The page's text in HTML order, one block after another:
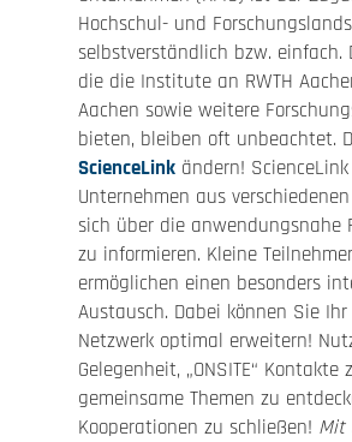
Hochschul- und
selbstverständlich bzw. einfach.
die die Institute an RWTH
Aachen sowie weitere
bieten, bleiben oft unbeachtet.
ScienceLinkändern!
Unternehmen aus
sich über die anwendungsnahe
zu informieren. Kleine
ermöglichen einen besonders
Austausch. Dabei können Sie
Netzwerk optimal erweitern!
Gelegenheit, „ONSITE“ Kontakte
gemeinsame Themen zu
Kooperationen zu schließen! Mit